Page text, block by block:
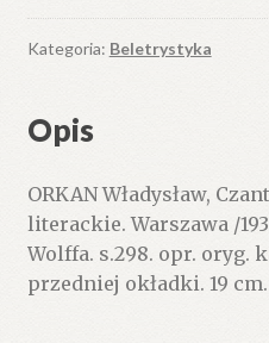
Kategoria: Beletrystyka
Opis
ORKAN Władysław,
literackie. Warszawa /
Wolffa. s.298. opr. oryg.
przedniej okładki. 19 cm.